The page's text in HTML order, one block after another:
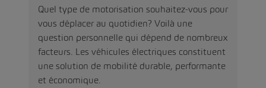
Quel type de motorisation souhaitez-vous pour
vous déplacer au quotidien? Voilà une
question personnelle qui dépend de nombreux
facteurs. Les véhicules électriques constituent
une solution de mobilité durable, performante
et économique.